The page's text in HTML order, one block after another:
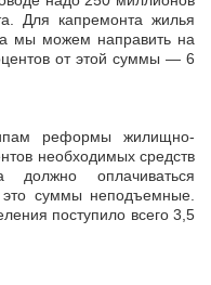
Для капремонта жилья
мы можем направить на
от этой суммы — 6
реформы жилищно-
необходимых средств
оплачиваться
суммы неподъемные.
поступило всего 3,5